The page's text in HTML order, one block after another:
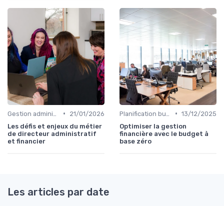
•
21/01/2026
Les défis et enjeux du métier
de directeur administratif
et financier
• 13/12/2025
Optimiser la gestion
financière avec le budget à
base zéro
Les articles par date